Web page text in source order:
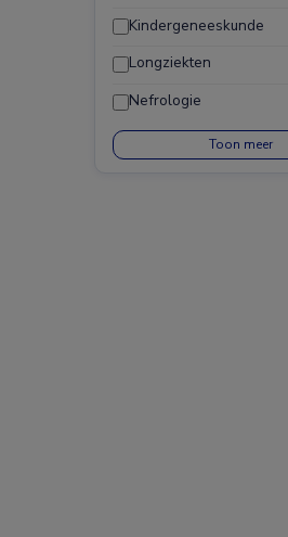
Kindergeneeskunde
Longziekten
Nefrologie
Toon meer